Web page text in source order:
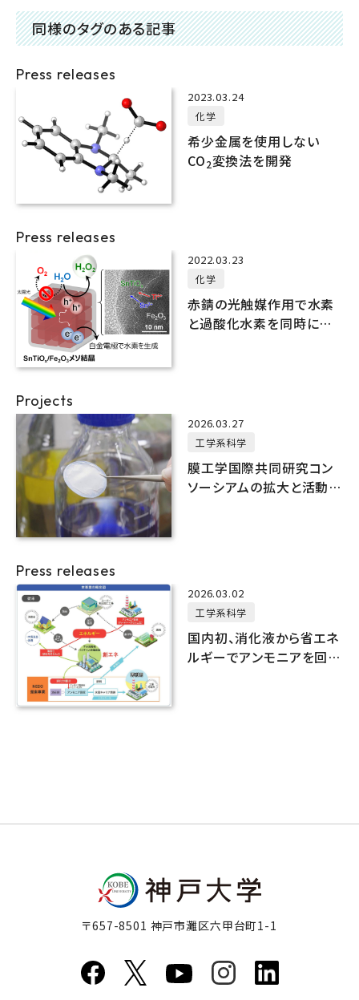
同様のタグのある記事
Press releases
2023.03.24
化学
希少金属を使用しない
CO2変換法を開発
Press releases
2022.03.23
化学
赤錆の光触媒作用で水素
と過酸化水素を同時に製
Projects
2026.03.27
工学系科学
膜工学国際共同研究コン
ソーシアムの拡大と活動強
Press releases
2026.03.02
工学系科学
国内初、消化液から省エネ
ルギーでアンモニアを回収
〒657-8501 神戸市灘区六甲台町1-1